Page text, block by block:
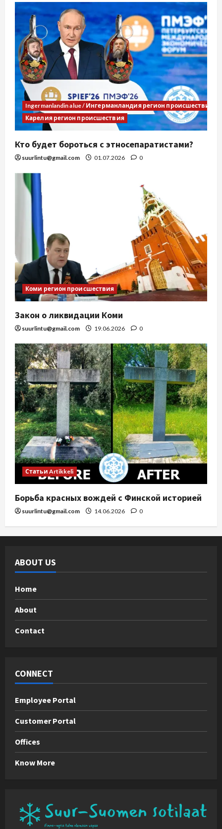
Ingermanlandin alue / Ингерманландия регион происшествия
Карелия регион происшествия
Кто будет бороться с этносепаратистами?
suurlintu@gmail.com 01.07.2026 0
Коми регион происшествия
Закон о ликвидации Коми
suurlintu@gmail.com 19.06.2026 0
Статьи Artikkeli
Борьба красных вождей с Финской историей
suurlintu@gmail.com 14.06.2026 0
ABOUT US
Home
About
Contact
CONNECT
Employee Portal
Customer Portal
Offices
Know More